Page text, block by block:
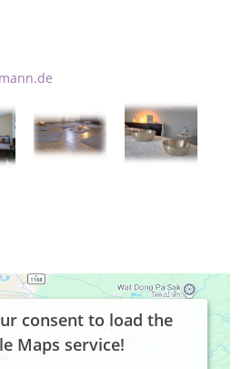
consent to load the
Maps service!